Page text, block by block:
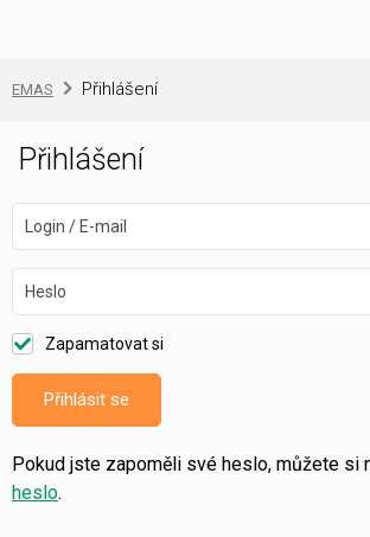
EMAS Přihlášení
Přihlášení
Login / E-mail
Heslo
Zapamatovat si
Přihlásit se
Pokud jste zapoměli své heslo, můžete si
heslo.